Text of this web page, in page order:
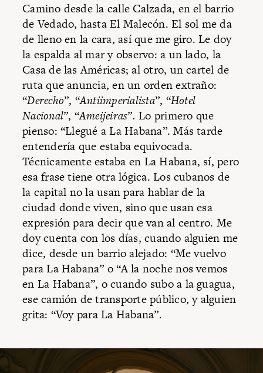
Camino desde la calle Calzada, en el barrio
de Vedado, hasta El Malecón. El sol me da
de lleno en la cara, así que me giro. Le doy
la espalda al mar y observo: a un lado, la
Casa de las Américas; al otro, un cartel de
ruta que anuncia, en un orden extraño:
“Derecho”, “Antiimperialista”, “Hotel
Nacional”, “Ameijeiras”. Lo primero que
pienso: “Llegué a La Habana”. Más tarde
entendería que estaba equivocada.
Técnicamente estaba en La Habana, sí, pero
esa frase tiene otra lógica. Los cubanos de
la capital no la usan para hablar de la
ciudad donde viven, sino que usan esa
expresión para decir que van al centro. Me
doy cuenta con los días, cuando alguien me
dice, desde un barrio alejado: “Me vuelvo
para La Habana” o “A la noche nos vemos
en La Habana”, o cuando subo a la guagua,
ese camión de transporte público, y alguien
grita: “Voy para La Habana”.